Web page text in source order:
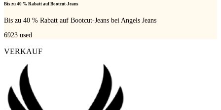
Bis zu 40 % Rabatt auf Bootcut-Jeans
Bis zu 40 % Rabatt auf Bootcut-Jeans bei Angels Jeans
6923 used
VERKAUF